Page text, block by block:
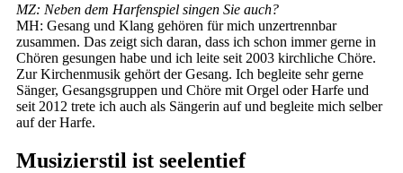
MZ: Neben dem Harfenspiel singen Sie auch?
MH: Gesang und Klang gehören für mich unzertrennbar
zusammen. Das zeigt sich daran, dass ich schon immer gerne in
Chören gesungen habe und ich leite seit 2003 kirchliche Chöre.
Zur Kirchenmusik gehört der Gesang. Ich begleite sehr gerne
Sänger, Gesangsgruppen und Chöre mit Orgel oder Harfe und
seit 2012 trete ich auch als Sängerin auf und begleite mich selber
auf der Harfe.
Musizierstil ist seelentief